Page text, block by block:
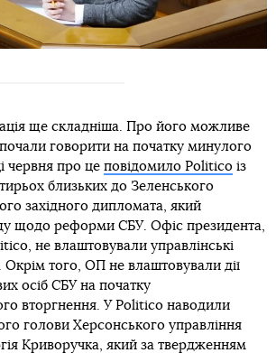
ще складніша. Про його можливе
говорити на початку минулого
червня про це повідомило Politico із
близьких до Зеленського
західного дипломата, який
щодо реформи СБУ. Офіс президента,
не влаштовували управлінські
Окрім того, ОП не влаштовували дії
осіб СБУ на початку
вторгнення. У Politico наводили
голови Херсонського управління
Криворучка, який за твердженням